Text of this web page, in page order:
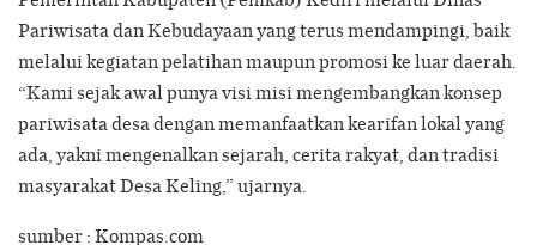
Pariwisata dan Kebudayaan yang terus mendampingi, baik
melalui kegiatan pelatihan maupun promosi ke luar daerah.
“Kami sejak awal punya visi misi mengembangkan konsep
pariwisata desa dengan memanfaatkan kearifan lokal yang
ada, yakni mengenalkan sejarah, cerita rakyat, dan tradisi
masyarakat Desa Keling,” ujarnya.
sumber : Kompas.com